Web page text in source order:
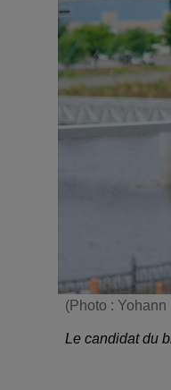
(Photo :
Le candidat du